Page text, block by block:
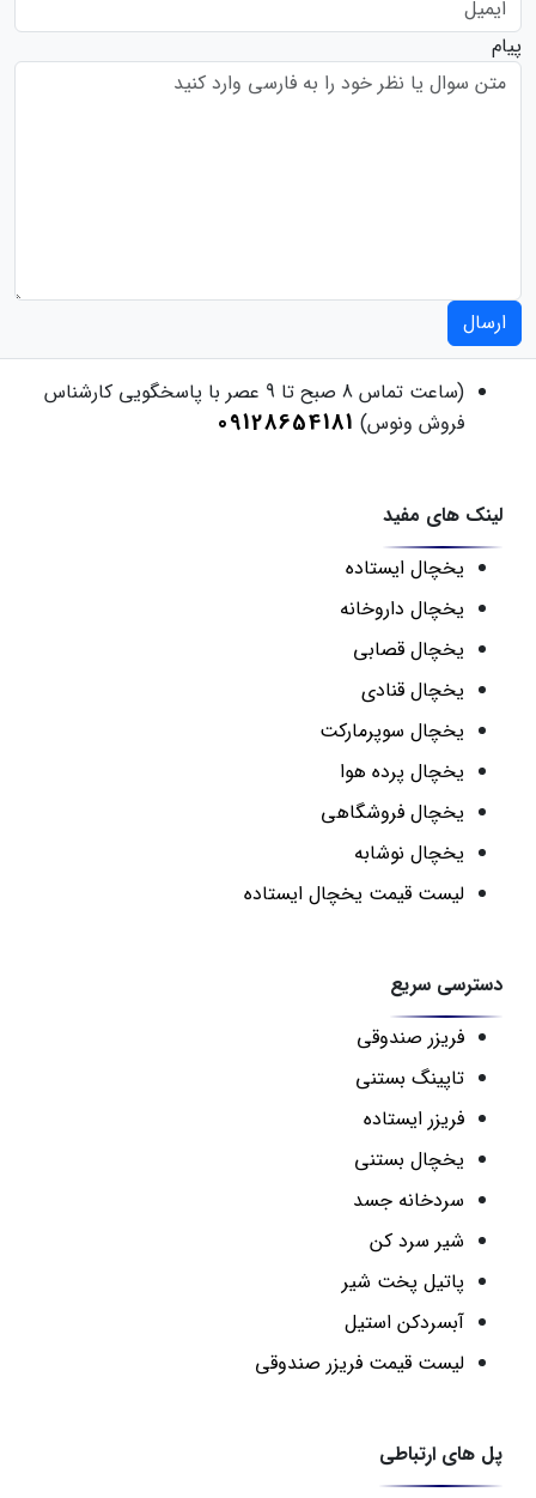
پیام
ارسال
(ساعت تماس 8 صبح تا 9 عصر با پاسخگویی کارشناس
فروش ونوس) 09128654181
لینک های مفید
یخچال ایستاده
یخچال داروخانه
یخچال قصابی
یخچال قنادی
یخچال سوپرمارکت
یخچال پرده هوا
یخچال فروشگاهی
یخچال نوشابه
لیست قیمت یخچال ایستاده
دسترسی سریع
فریزر صندوقی
تاپینگ بستنی
فریزر ایستاده
یخچال بستنی
سردخانه جسد
شیر سرد کن
پاتیل پخت شیر
آبسردکن استیل
لیست قیمت فریزر صندوقی
پل های ارتباطی